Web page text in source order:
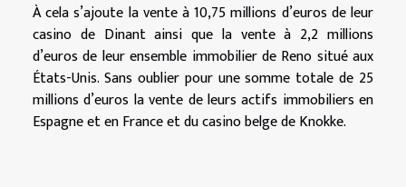
À cela s’ajoute la vente à 10,75 millions d’euros de leur
casino de Dinant ainsi que la vente à 2,2 millions
d’euros de leur ensemble immobilier de Reno situé aux
États-Unis. Sans oublier pour une somme totale de 25
millions d’euros la vente de leurs actifs immobiliers en
Espagne et en France et du casino belge de Knokke.